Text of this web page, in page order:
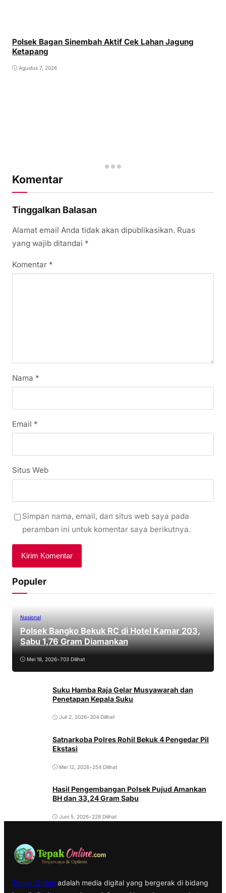
Polsek Bagan Sinembah Aktif Cek Lahan Jagung
Ketapang
Agustus 7, 2026
Komentar
Tinggalkan Balasan
Alamat email Anda tidak akan dipublikasikan. Ruas
yang wajib ditandai *
Komentar *
Nama *
Email *
Situs Web
Simpan nama, email, dan situs web saya pada
peramban ini untuk komentar saya berikutnya.
Populer
Nasional
Polsek Bangko Bekuk RC di Hotel Kamar 203,
Sabu 1,76 Gram Diamankan
Mei 18, 2026•703 Dilihat
Suku Hamba Raja Gelar Musyawarah dan
Penetapan Kepala Suku
Juli 2, 2026•304 Dilihat
Satnarkoba Polres Rohil Bekuk 4 Pengedar Pil
Ekstasi
Mei 12, 2026• 254 Dilihat
Hasil Pengembangan Polsek Pujud Amankan
BH dan 33,24 Gram Sabu
Juni 5, 2026• 228 Dilihat
Tepak Online adalah media digital yang bergerak di bidang